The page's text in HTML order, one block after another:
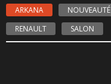
ARKANA NOUVEAUTÉ
RENAULT
SALON